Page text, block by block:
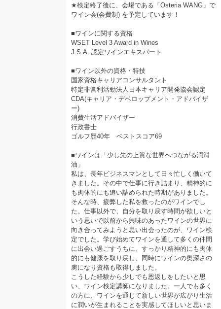
★検定終了後に、会場である「Osteria WANG」で
ワイン会(会費制) を予定しています！
■ワインに関する資格
WSET Level 3 Award in Wines
J.S.A. 認定ワインエキスパート
■ワイン以外の資格・特技
国家資格キャリアコンサルタント
特定非営利活動法人日本キャリア開発協会認定
CDA(キャリア・デベロップメント・アドバイザ
ー)
消費生活アドバイザー
行政書士
ゴルフ歴40年 ベストスコア69
■ワインは「少し先の上質な世界へつながる潤滑
油」
私は、長年ビジネスマンとして日々忙しく働いて
きました。その中で仕事に行き詰まり、精神的に
も肉体的にも追い詰められた時期がありました。
そんな時、疲弊した私を救ったのがワインでし
た。仕事以外で、自分を取り戻す時間が欲しいと
いう思いで以前から興味のあったワインの世界に
向き合ってみようと思い出会ったのが、ワイン検
定でした。学び始めてワインを通して多くの仲間
に出会い過ごすうちに、すっかり精神的にも肉体
的にも健康を取り戻し、同時にワインの奥深さの
虜になり資格も取得しました。
こうした経験から少しでも恩返しをしたいと思
い、ワイン検定講師になりました。一人でも多く
の方に、ワインを通じて新しい世界が広がり生活
に潤いが生まれることを実感してほしいと思いま